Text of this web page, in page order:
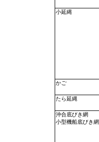
小延縄
かご
たら延縄
沖合底びき網
小型機船底びき網